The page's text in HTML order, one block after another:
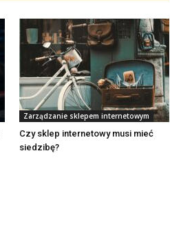
Zarządzanie sklepem internetowym
Czy sklep internetowy musi mieć
siedzibę?